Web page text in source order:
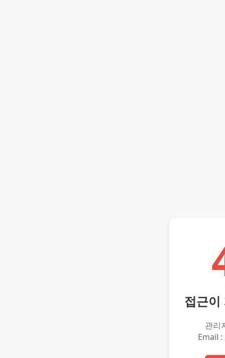
접근이
관리
Email